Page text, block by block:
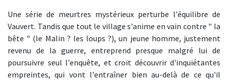
Une série de meurtres mystérieux perturbe l'équilibre de
Vauvert. Tandis que tout le village s'anime en vain contre " la
bête " (le Malin ? les loups ?), un jeune homme, justement
revenu de la guerre, entreprend presque malgré lui de
poursuivre seul l'enquête, et croit découvrir d'inquiétantes
empreintes, qui vont l'entraîner bien au-delà de ce qu'il